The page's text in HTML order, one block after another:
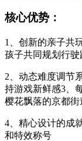
核心优势：
1、创新的亲子共
孩子共同规划行驶
2、动态难度调节
持游戏新鲜感3、
樱花飘落的京都
4、精心设计的成
和特效称号